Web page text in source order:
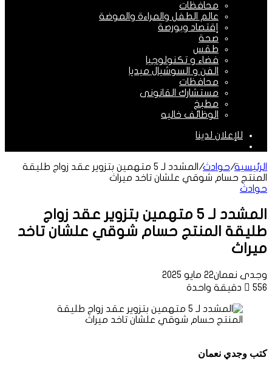
محافظات
عالم الطفل والمراءة والموضة
إقتصاد وبورصة
صحة
طقس
فضاء و تكنولوجيا
الفن و السوشيال ميديا
محافظات
مستشارك القانونى
مطبخ
الوظائف خاليه
للإعلان لدينا
الرئيسية/حوادث/
المشدد لـ 5 متهمين بتزوير عقد زواج طليقة
المنتج حسام شوقي علشان تاخد ميراث
حوادث
المشدد لـ 5 متهمين بتزوير عقد زواج
طليقة المنتج حسام شوقي علشان تاخد
ميراث
وجدى نعمان22 مايو 2025
556
دقيقة واحدة
كتب وجدي نعمان